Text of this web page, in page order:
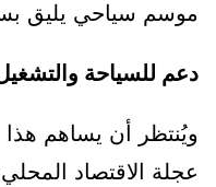
موسم سياحي يليق
دعم للسياحة
ويُنتظر أن يساهم
عجلة الاقتصاد